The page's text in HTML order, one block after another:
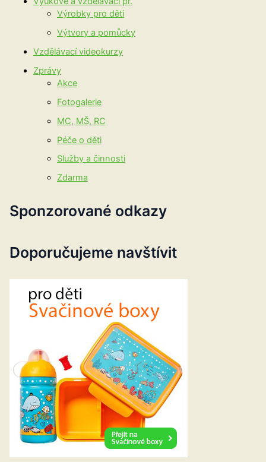
Výrobky pro děti
Výtvory a pomůcky
Vzdělávací videokurzy
Zprávy
Akce
Fotogalerie
MC, MŠ, RC
Péče o děti
Služby a činnosti
Zdarma
Sponzorované odkazy
Doporučujeme navštívit